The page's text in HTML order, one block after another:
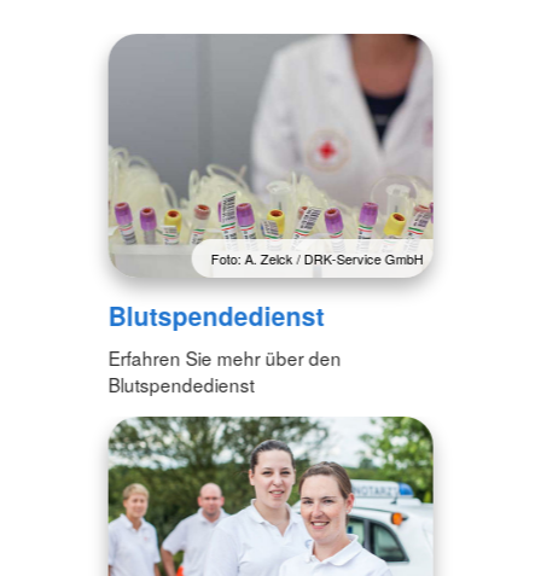
Foto: A. Zelck / DRK-Service GmbH
Blutspendedienst
Erfahren Sie mehr über den
Blutspendedienst